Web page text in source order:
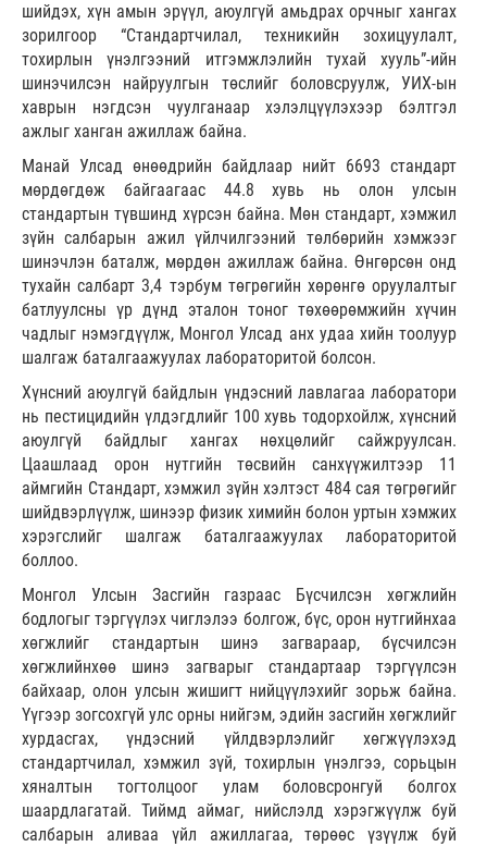
шийдэх, хүн амын эрүүл, аюулгүй амьдрах орчныг хангах
зорилгоор “Стандартчилал, техникийн зохицуулалт,
тохирлын үнэлгээний итгэмжлэлийн тухай хууль”-ийн
шинэчилсэн найруулгын төслийг боловсруулж, УИХ-ын
хаврын нэгдсэн чуулганаар хэлэлцүүлэхээр бэлтгэл
ажлыг ханган ажиллаж байна.
Манай Улсад өнөөдрийн байдлаар нийт 6693 стандарт
мөрдөгдөж байгаагаас 44.8 хувь нь олон улсын
стандартын түвшинд хүрсэн байна. Мөн стандарт, хэмжил
зүйн салбарын ажил үйлчилгээний төлбөрийн хэмжээг
шинэчлэн баталж, мөрдөн ажиллаж байна. Өнгөрсөн онд
тухайн салбарт 3,4 тэрбум төгрөгийн хөрөнгө оруулалтыг
батлуулсны үр дүнд эталон тоног төхөөрөмжийн хүчин
чадлыг нэмэгдүүлж, Монгол Улсад анх удаа хийн тоолуур
шалгаж баталгаажуулах лабораторитой болсон.
Хүнсний аюулгүй байдлын үндэсний лавлагаа лаборатори
нь пестицидийн үлдэгдлийг 100 хувь тодорхойлж, хүнсний
аюулгүй байдлыг хангах нөхцөлийг сайжруулсан.
Цаашлаад орон нутгийн төсвийн санхүүжилтээр 11
аймгийн Стандарт, хэмжил зүйн хэлтэст 484 сая төгрөгийг
шийдвэрлүүлж, шинээр физик химийн болон уртын хэмжих
хэрэгслийг шалгаж баталгаажуулах лабораторитой
боллоо.
Монгол Улсын Засгийн газраас Бүсчилсэн хөгжлийн
бодлогыг тэргүүлэх чиглэлээ болгож, бүс, орон нутгийнхаа
хөгжлийг стандартын шинэ загвараар, бүсчилсэн
хөгжлийнхөө шинэ загварыг стандартаар тэргүүлсэн
байхаар, олон улсын жишигт нийцүүлэхийг зорьж байна.
Үүгээр зогсохгүй улс орны нийгэм, эдийн засгийн хөгжлийг
хурдасгах, үндэсний үйлдвэрлэлийг хөгжүүлэхэд
стандартчилал, хэмжил зүй, тохирлын үнэлгээ, сорьцын
хяналтын тогтолцоог улам боловсронгуй болгох
шаардлагатай. Тиймд аймаг, нийслэлд хэрэгжүүлж буй
салбарын аливаа үйл ажиллагаа, төрөөс үзүүлж буй